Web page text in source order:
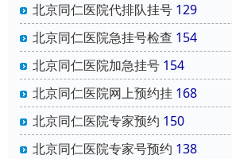
北京同仁医院代排队挂号 129
北京同仁医院急挂号检查 154
北京同仁医院加急挂号 154
北京同仁医院网上预约挂 168
北京同仁医院专家预约 150
北京同仁医院专家号预约 138